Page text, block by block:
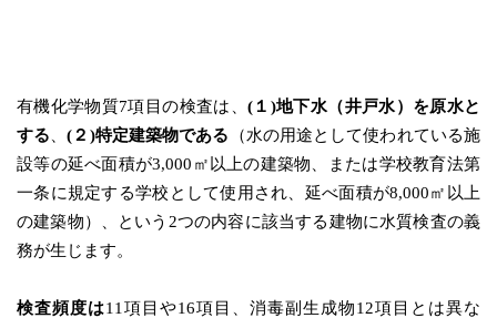
有機化学物質7項目の検査は、 (１)地下水（井戸水）を原水と
する 、(２)特定建築物である （水の用途として使われている施
設等の延べ面積が3,000㎡以上の建築物、または学校教育法第
一条に規定する学校として使用され、延べ面積が8,000㎡以上
の建築物）、という2つの内容に該当する建物に水質検査の義
務が生じます。
検査頻度は11項目や16項目、消毒副生成物12項目とは異な